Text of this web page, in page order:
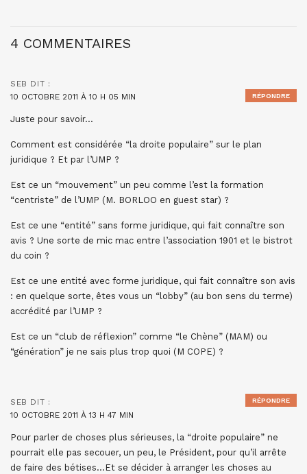
4 COMMENTAIRES
SEB DIT :
10 OCTOBRE 2011 À 10 H 05 MIN
Juste pour savoir…
Comment est considérée “la droite populaire” sur le plan
juridique ? Et par l’UMP ?
Est ce un “mouvement” un peu comme l’est la formation
“centriste” de l’UMP (M. BORLOO en guest star) ?
Est ce une “entité” sans forme juridique, qui fait connaître son
avis ? Une sorte de mic mac entre l’association 1901 et le bistrot
du coin ?
Est ce une entité avec forme juridique, qui fait connaître son avis
: en quelque sorte, êtes vous un “lobby” (au bon sens du terme)
accrédité par l’UMP ?
Est ce un “club de réflexion” comme “le Chène” (MAM) ou
“génération” je ne sais plus trop quoi (M COPE) ?
RÉPONDRE
SEB DIT :
10 OCTOBRE 2011 À 13 H 47 MIN
Pour parler de choses plus sérieuses, la “droite populaire” ne
pourrait elle pas secouer, un peu, le Président, pour qu’il arrête
de faire des bétises…Et se décider à arranger les choses au
RÉPONDRE